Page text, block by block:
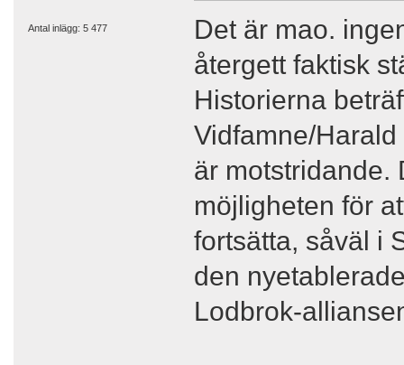
Antal inlägg: 5 477
Det är mao.
återgett faktisk
Historierna
Vidfamne/
är motstridande.
möjligheten för
fortsätta, såväl i
den
Lodbrok-